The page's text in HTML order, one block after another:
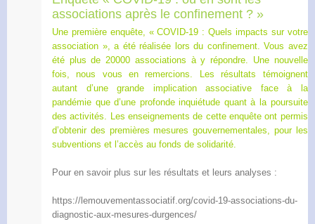
associations après le confinement ? »
Une première enquête, « COVID-19 : Quels impacts sur votre
association », a été réalisée lors du confinement. Vous avez
été plus de 20000 associations à y répondre. Une nouvelle
fois, nous vous en remercions. Les résultats témoignent
autant d’une grande implication associative face à la
pandémie que d’une profonde inquiétude quant à la poursuite
des activités. Les enseignements de cette enquête ont permis
d’obtenir des premières mesures gouvernementales, pour les
subventions et l’accès au fonds de solidarité.
Pour en savoir plus sur les résultats et leurs analyses :
https://lemouvementassociatif.org/covid-19-associations-du-
diagnostic-aux-mesures-durgences/